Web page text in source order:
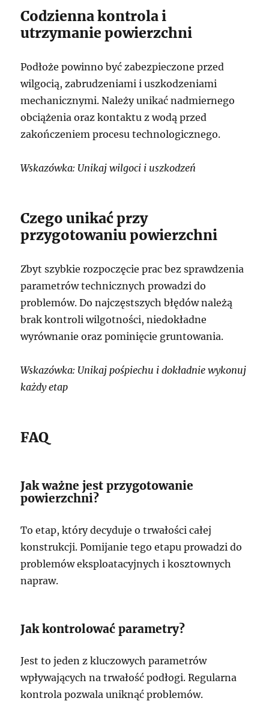
Codzienna kontrola i
utrzymanie powierzchni
Podłoże powinno być zabezpieczone przed
wilgocią, zabrudzeniami i uszkodzeniami
mechanicznymi. Należy unikać nadmiernego
obciążenia oraz kontaktu z wodą przed
zakończeniem procesu technologicznego.
Wskazówka: Unikaj wilgoci i uszkodzeń
Czego unikać przy
przygotowaniu powierzchni
Zbyt szybkie rozpoczęcie prac bez sprawdzenia
parametrów technicznych prowadzi do
problemów. Do najczęstszych błędów należą
brak kontroli wilgotności, niedokładne
wyrównanie oraz pominięcie gruntowania.
Wskazówka: Unikaj pośpiechu i dokładnie wykonuj
każdy etap
FAQ
Jak ważne jest przygotowanie
powierzchni?
To etap, który decyduje o trwałości całej
konstrukcji. Pomijanie tego etapu prowadzi do
problemów eksploatacyjnych i kosztownych
napraw.
Jak kontrolować parametry?
Jest to jeden z kluczowych parametrów
wpływających na trwałość podłogi. Regularna
kontrola pozwala uniknąć problemów.